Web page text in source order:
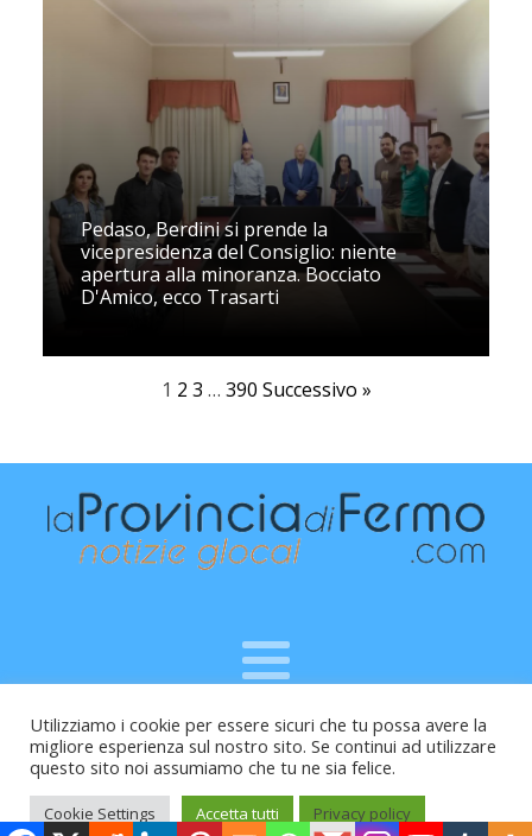
Pedaso, Berdini si prende la
vicepresidenza del Consiglio: niente
apertura alla minoranza. Bocciato
D'Amico, ecco Trasarti
1 2 3 … 390 Successivo »
Raffaele Vitali - via Leopardi 10 - 61121 Pesaro (PU) -
Cod.Fisc VTLRFL77B02L500Y - Testata giornalistica, aut.
Trib.Fermo n.04/2010 del 05/08/2010
Utilizziamo i cookie per essere sicuri che tu possa avere la
migliore esperienza sul nostro sito. Se continui ad utilizzare
questo sito noi assumiamo che tu ne sia felice.
Cookie Settings Accetta tutti Privacy policy